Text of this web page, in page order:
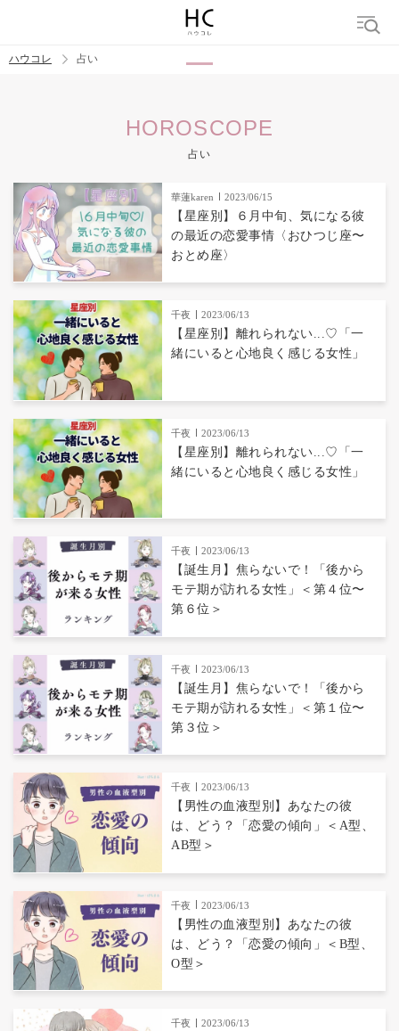
ハウコレ 占い
HOROSCOPE
占い
華蓮karen 2023/06/15
【星座別】６月中旬、気になる彼
の最近の恋愛事情〈おひつじ座〜
おとめ座〉
千夜 2023/06/13
【星座別】離れられない...♡「一
緒にいると心地良く感じる女性」
千夜 2023/06/13
【星座別】離れられない...♡「一
緒にいると心地良く感じる女性」
千夜 2023/06/13
【誕生月】焦らないで！「後から
モテ期が訪れる女性」＜第４位〜
第６位＞
千夜 2023/06/13
【誕生月】焦らないで！「後から
モテ期が訪れる女性」＜第１位〜
第３位＞
千夜 2023/06/13
【男性の血液型別】あなたの彼
は、どう？「恋愛の傾向」＜A型、
AB型＞
千夜 2023/06/13
【男性の血液型別】あなたの彼
は、どう？「恋愛の傾向」＜B型、
O型＞
千夜 2023/06/13